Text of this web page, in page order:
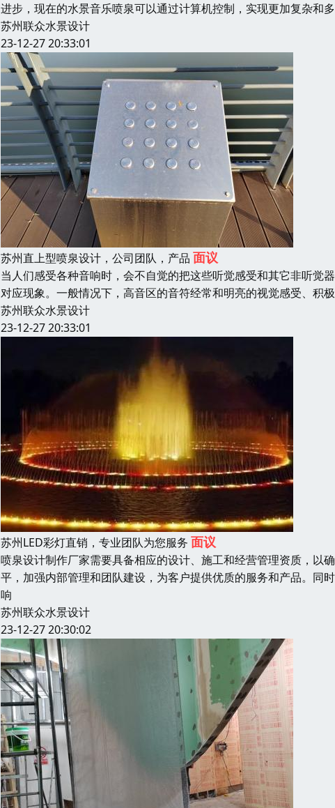
进步，现在的水景音乐喷泉可以通过计算机控制，实现更加复杂和
苏州联众水景设计
23-12-27 20:33:01
苏州直上型喷泉设计，公司团队，产品 面议
当人们感受各种音响时，会不自觉的把这些听觉感受和其它非听觉
对应现象。一般情况下，高音区的音符经常和明亮的视觉感受、积
苏州联众水景设计
23-12-27 20:33:01
苏州LED彩灯直销，专业团队为您服务 面议
喷泉设计制作厂家需要具备相应的设计、施工和经营管理资质，以
平，加强内部管理和团队建设，为客户提供优质的服务和产品。同
响
苏州联众水景设计
23-12-27 20:30:02